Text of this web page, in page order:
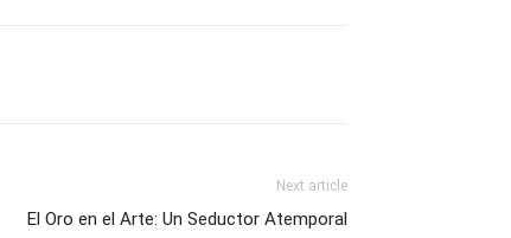
Next article
El Oro en el Arte: Un Seductor Atemporal